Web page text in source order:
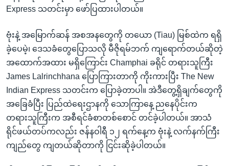
Express သတင်းမှာ ဖော်ပြထားပါတယ်။
ဗုံးနဲ့ အမြောက်ဆန် အစအနတွေကို တယော (Tiau) မြစ်ထဲက ရရှိ
ခဲ့ပေမဲ့၊ ဒေသခံတွေပြောသလို မီဇိုရမ်ဘက် ကျရောက်တယ်ဆိုတဲ့
အထောက်အထား မရှိ‌ကြောင်း Champhai ခရိုင် တရားသူကြီး
James Lalrinchhana ပြောကြားတာကို ကိုးကားပြီး The New
Indian Express သတင်းက ပြောခဲ့တာပါ။ အဲဒီတွေ့ရှိချက်တွေကို
အခြေခံပြီး ပြည်ထဲရေးဌာနကို သောကြာနေ့ ညနေပိုင်းက
တရားသူကြီးက အစီရင်ခံစာတစ်စောင် တင်ခဲ့ပါတယ်။ အာသံ
ရိုင်ဖယ်တပ်ကလည်း ဇန်နဝါရီ ၁၂ ရက်နေ့က ဗုံးနဲ့ လက်နက်ကြီး
ကျည်တွေ ကျတယ်ဆိုတာကို ငြင်းဆိုခဲ့ပါတယ်။